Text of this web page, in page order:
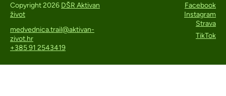
Copyright 2026 DŠR Aktivan
život
medvednica.trail@aktivan-
zivot.hr
+385 91 2543419
Facebook
Instagram
Strava
TikTok